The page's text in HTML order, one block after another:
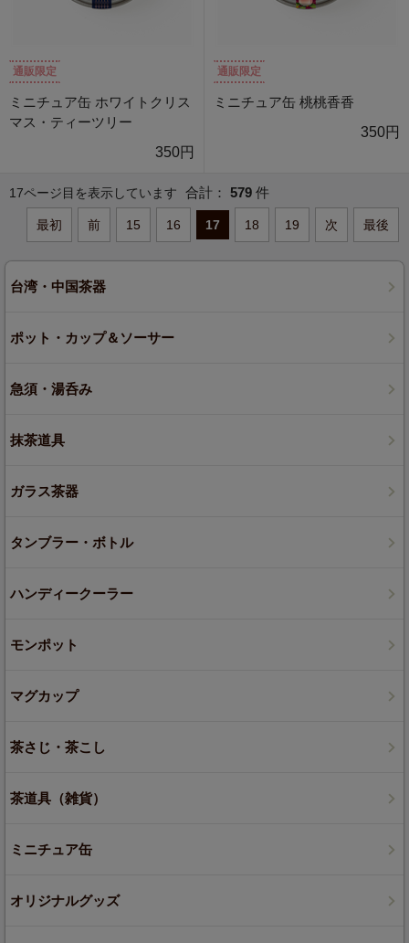
通販限定
ミニチュア缶 ホワイトクリス
マス・ティーツリー
350円
通販限定
ミニチュア缶 桃桃香香
350円
17ページ目を表示しています 合計： 579 件
最初 前 15 16 17 18 19 次 最後
台湾・中国茶器
ポット・カップ＆ソーサー
急須・湯呑み
抹茶道具
ガラス茶器
タンブラー・ボトル
ハンディークーラー
モンポット
マグカップ
茶さじ・茶こし
茶道具（雑貨）
ミニチュア缶
オリジナルグッズ